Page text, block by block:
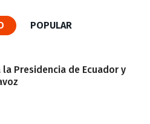
POPULAR
Presidencia de Ecuador y